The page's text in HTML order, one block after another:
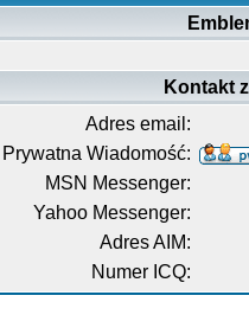
Kontakt
Adres email:
Prywatna Wiadomość:
MSN Messenger:
Yahoo Messenger:
Adres AIM:
Numer ICQ: